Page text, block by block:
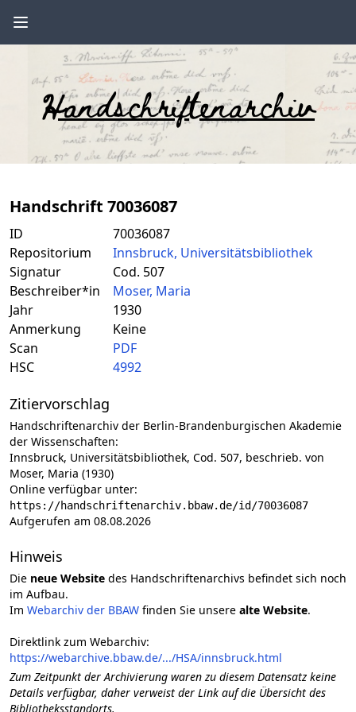
Handschriftenarchiv
Handschrift 70036087
ID
70036087
Repositorium
Innsbruck, Universitätsbibliothek
Signatur
Cod. 507
Beschreiber*in
Moser, Maria
Jahr
1930
Anmerkung
Keine
Scan
PDF
HSC
4992
Zitiervorschlag
Handschriftenarchiv der Berlin-Brandenburgischen Akademie
der Wissenschaften:
Innsbruck, Universitätsbibliothek, Cod. 507, beschrieb. von
Moser, Maria (1930)
Online verfügbar unter:
https://handschriftenarchiv.bbaw.de/id/70036087
Aufgerufen am 08.08.2026
Hinweis
Die neue Website des Handschriftenarchivs befindet sich noch
im Aufbau.
Im Webarchiv der BBAW finden Sie unsere alte Website.
Direktlink zum Webarchiv:
https://webarchive.bbaw.de/.../HSA/innsbruck.html
Zum Zeitpunkt der Archivierung waren zu diesem Datensatz keine
Details verfügbar, daher verweist der Link auf die Übersicht des
Bibliotheksstandorts.